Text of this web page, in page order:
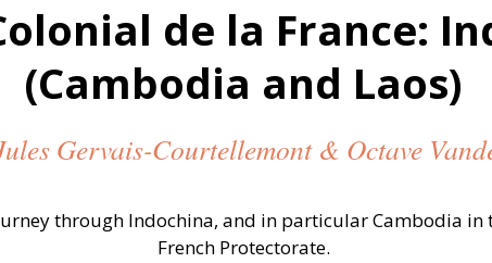
de la France:
(Cambodia and Laos)
Gervais-Courtellemont & Octave
through Indochina, and in particular Cambodia in
French Protectorate.